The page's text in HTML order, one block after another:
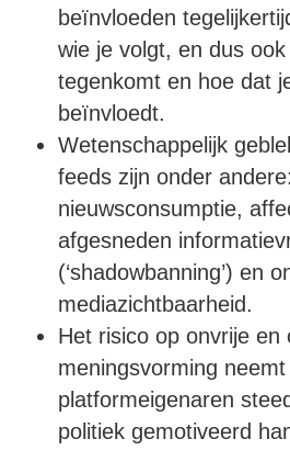
beïnvloeden
wie je volgt, en dus
tegenkomt en hoe dat
beïnvloedt.
Wetenschappelijk
feeds zijn onder
nieuwsconsumptie,
afgesneden
(‘shadowbanning’) en
mediazichtbaarheid.
Het risico op onvrije en
meningsvorming
platformeigenaren
politiek gemotiveerd